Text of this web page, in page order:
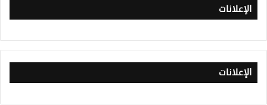
الإعلانات
الإعلانات